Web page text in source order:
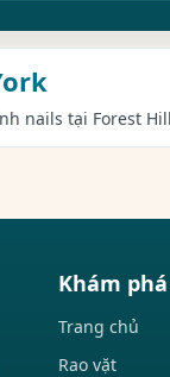
nails tại Forest
Khám phá
Trang chủ
Rao vặt